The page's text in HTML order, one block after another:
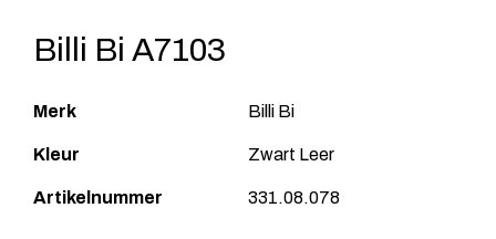
Billi Bi A7103
Merk Billi Bi
Kleur Zwart Leer
Artikelnummer 331.08.078